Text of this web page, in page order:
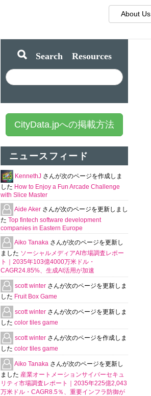
About Us
Search Resources
CityData.jpへの掲載方法
ニュースフィード
KennethJ さんが次のページを作成しま
した How to Enjoy a Fun Arcade Challenge
with Slice Master
Aide Aker さんが次のページを更新しまし
た Top fintech software development
companies in Eastern Europe
Aiko Tanaka さんが次のページを更新し
ました ソーシャルメディアAI市場調査レポー
ト｜2035年103億4000万米ドル・
CAGR24.85%、生成AI活用が加速
scott winter さんが次のページを更新しま
した Fruit Box Game
scott winter さんが次のページを更新しま
した color tiles game
scott winter さんが次のページを作成しま
した color tiles game
Aiko Tanaka さんが次のページを更新し
ました 産業オートメーションサイバーセキュ
リティ市場調査レポート｜2035年225億2,043
万米ドル・CAGR8.5％、重要インフラ防御が